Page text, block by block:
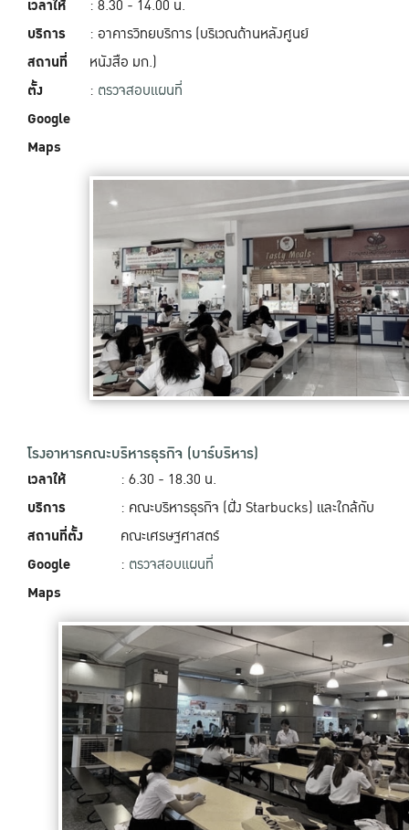
เวลาให้
บริการ
สถานที่
ตั้ง
Google
Maps
: 8.30 - 14.00 น.
: อาคารวิทยบริการ (บริเวณด้านหลังศูนย์
หนังสือ มก.)
: ตรวจสอบแผนที่
โรงอาหารคณะบริหารธุรกิจ (บาร์บริหาร)
เวลาให้
บริการ
สถานที่ตั้ง
Google
Maps
: 6.30 - 18.30 น.
: คณะบริหารธุรกิจ (ฝั่ง Starbucks) และใกล้กับ
คณะเศรษฐศาสตร์
: ตรวจสอบแผนที่